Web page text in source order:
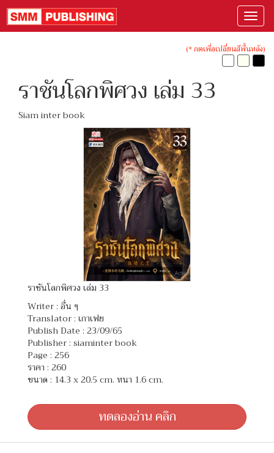
(* กดเพื่อเปลี่ยนสีพื้นหลัง)
ราชันโลกพิศวง เล่ม 33
Siam inter book
ราชันโลกพิศวง เล่ม 33
Writer : อื่น ๆ
Translator : เกาเฟย
Publish Date : 23/09/65
Publisher : siaminter book
Page : 256
ราคา : 260
ขนาด : 14.3 x 20.5 cm. หนา 1.6 cm.
ทดลองอ่าน คลิก